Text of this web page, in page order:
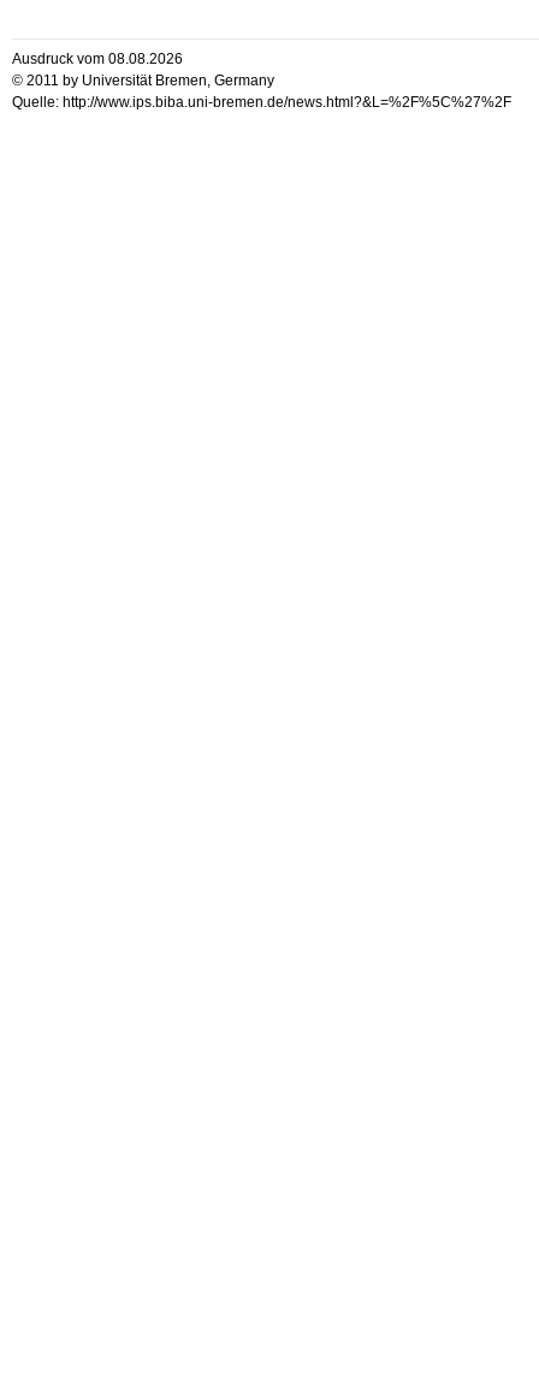
Ausdruck vom 08.08.2026
© 2011 by Universität Bremen, Germany
Quelle: http://www.ips.biba.uni-bremen.de/news.html?&L=%2F%5C%27%2F